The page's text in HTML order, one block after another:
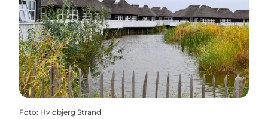
Foto: Hvidbjerg Strand